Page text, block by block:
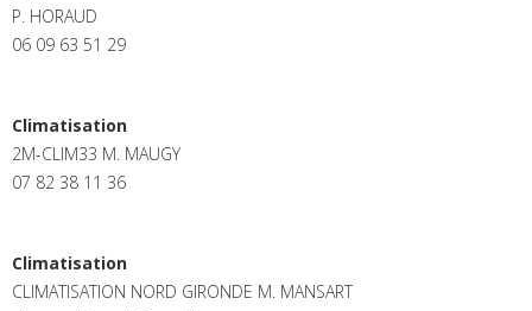
P. HORAUD
06 09 63 51 29
Climatisation
2M-CLIM33 M. MAUGY
07 82 38 11 36
Climatisation
CLIMATISATION NORD GIRONDE M. MANSART